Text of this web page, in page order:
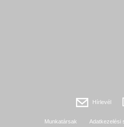
Hírlevél
Munkatársak Adatkezelési